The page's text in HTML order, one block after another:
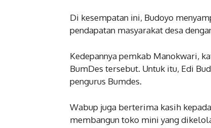
Di kesempatan ini, Budoyo
pendapatan masyarakat desa
Kedepannya pemkab Manokwari,
BumDes tersebut. Untuk itu, Edi
pengurus Bumdes.
Wabup juga berterima kasih
membangun toko mini yang